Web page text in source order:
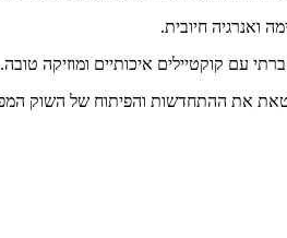
עם קוקטיילים איכותיים ומוזיקה טובה.